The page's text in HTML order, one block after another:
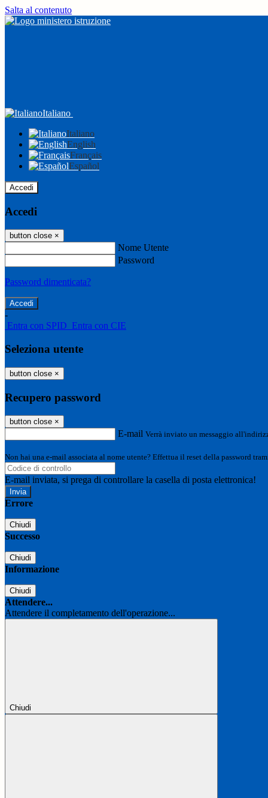
Salta al contenuto
Italiano
Italiano
English
Français
Español
Accedi
Accedi
button close ×
Nome Utente
Password
Password dimenticata?
-
Entra con SPID Entra con CIE
Seleziona utente
button close ×
Recupero password
button close ×
E-mail Verrà inviato un messaggio
Non hai una e-mail associata al nome utente? Effettua il reset della password
E-mail inviata, si prega di controllare la casella di posta elettronica!
Errore
Chiudi
Successo
Chiudi
Informazione
Chiudi
Attendere...
Attendere il completamento dell'operazione...
Chiudi